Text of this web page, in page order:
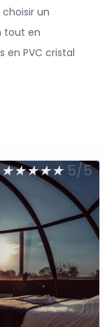
un
tout en
en PVC cristal
★★★★★ 5/5